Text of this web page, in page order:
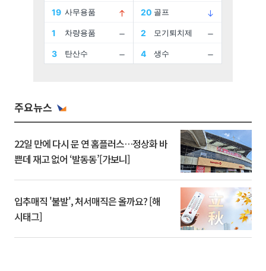
주요뉴스
22일 만에 다시 문 연 홈플러스…정상화 바
쁜데 재고 없어 ‘발동동’[가보니]
입추매직 '불발', 처서매직은 올까요? [해
시태그]